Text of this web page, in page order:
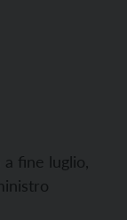
fine luglio,